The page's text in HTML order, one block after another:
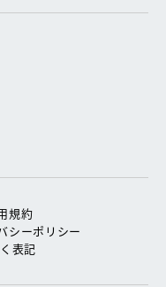
規約
シーポリシー
表記